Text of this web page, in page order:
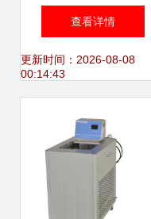
览 技术演进与应用
场景全解析
查看详情
更新时间：2026-08-08
00:14:43